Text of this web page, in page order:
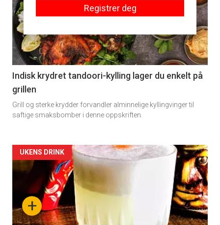
Registrer deg
detail
-
section
11
Indisk krydret tandoori-kylling lager du enkelt på
grillen
Grill og sterke krydder forvandler alminnelige kyllingvinger til
saftige smaksbomber i denne oppskriften.
Artikler
detail
section
+
UKENS DRINK